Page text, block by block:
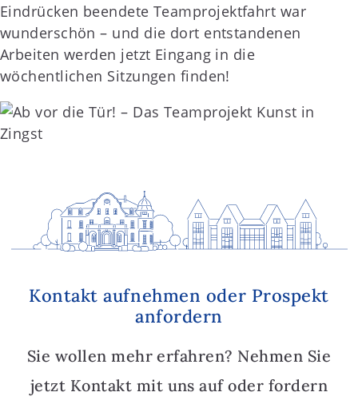
Eindrücken beendete Teamprojektfahrt war
wunderschön – und die dort entstandenen
Arbeiten werden jetzt Eingang in die
wöchentlichen Sitzungen finden!
Kontakt aufnehmen oder Prospekt
anfordern
Sie wollen mehr erfahren? Nehmen Sie
jetzt Kontakt mit uns auf oder fordern